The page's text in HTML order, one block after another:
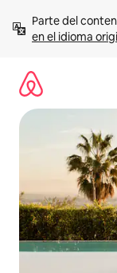
contenido
Parte del
en el idioma